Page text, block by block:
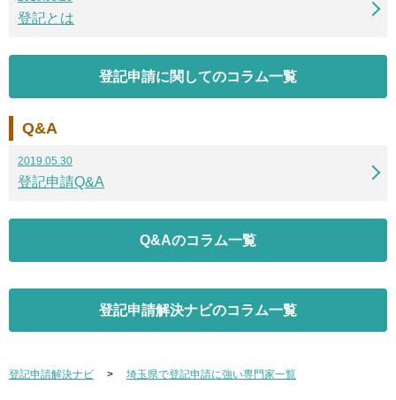
登記とは
登記申請に関してのコラム一覧
Q&A
2019.05.30
登記申請Q&A
Q&Aのコラム一覧
登記申請解決ナビのコラム一覧
登記申請解決ナビ 埼玉県で登記申請に強い専門家一覧